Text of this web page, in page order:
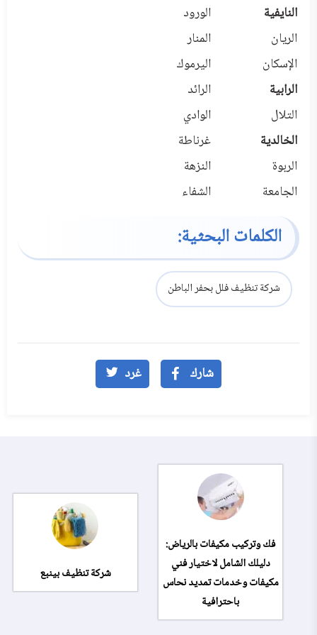
النايفية
الورود
الريان
المنار
الإسكان
اليرموك
الرابية
الرائد
التلال
الوادي
الخالدية
غرناطة
الربوة
النزهة
الجامعة
الشفاء
الكلمات البحثية:
شركة تنظيف فلل بحفر الباطن
شارك غرد
فك وتركيب مكيفات بالرياض:
دليلك الشامل لاختيار فني
مكيفات وخدمات تمديد نحاس
باحترافية
شركة تنظيف بينبع